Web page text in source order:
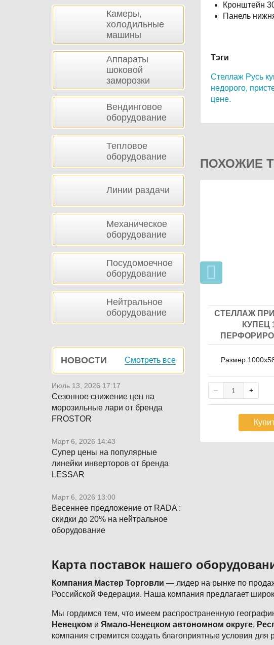
Кронштейн
Панель
Тэги
Стеллаж Русь
недорого,
цене.
ПОХОЖИЕ
СТЕЛЛАЖ
КУПЕЦ
Размер
Камеры,
холодильные
машины
Аппараты
шоковой
заморозки
Вендинговое
оборудование
Тепловое
оборудование
Линии раздачи
Механическое
оборудование
Посудомоечное
оборудование
Нейтральное
оборудование
НОВОСТИ Смотреть все
Июль 13, 2026 17:17
Сезонное снижение цен на
морозильные лари от бренда
FROSTOR
Март 6, 2026 14:43
Супер цены на популярные
линейки инверторов от бренда
LESSAR
Март 6, 2026 13:00
Весеннее предложение от RADA :
скидки до 20% на нейтральное
оборудование
Карта поставок нашего
Компания Мастер Торговли — лидер на рынке по
Российской Федерации. Наша компания предлагает
Мы гордимся тем, что имеем распространенную
Ненецком и Ямало-Ненецком автономном округе,
компания стремится создать благоприятные условия